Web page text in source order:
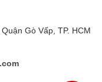
Gò Vấp, TP. HCM